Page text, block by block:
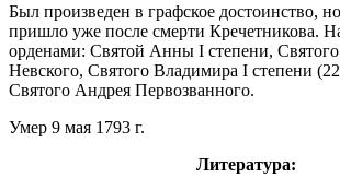
Был произведен в графское достоинство,
пришло уже после смерти Кречетникова.
орденами: Святой Анны I степени,
Невского, Святого Владимира I степени (22
Святого Андрея Первозванного.
Умер 9 мая 1793 г.
Литература: